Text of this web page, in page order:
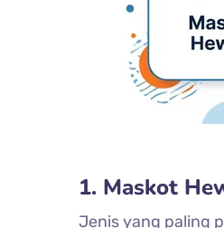
1. Maskot
Jenis yang paling